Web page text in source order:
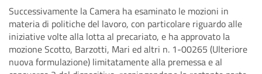
Successivamente la Camera ha esaminato le mozioni in
materia di politiche del lavoro, con particolare riguardo alle
iniziative volte alla lotta al precariato, e ha approvato la
mozione Scotto, Barzotti, Mari ed altri n. 1-00265 (Ulteriore
nuova formulazione) limitatamente alla premessa e al